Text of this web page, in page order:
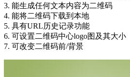
3. 能生成任何文本内容为二维码
4. 能将二维码下载到本地
5. 具有URL历史记录功能
6. 可设置二维码中心logo图及其大小
7. 可改变二维码前/背景